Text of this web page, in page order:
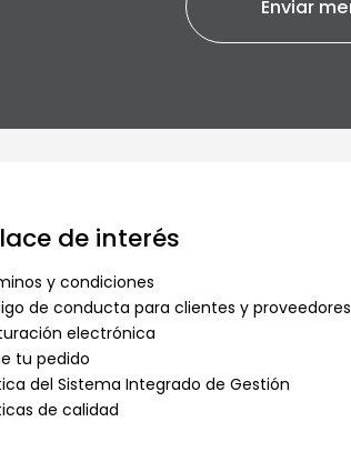
de interés
y condiciones
de conducta para clientes y proveedores
electrónica
tu pedido
del Sistema Integrado de Gestión
de calidad